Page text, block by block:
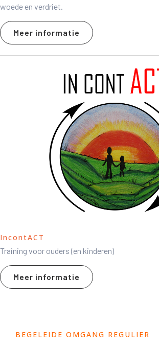
woede en verdriet.
Meer informatie
IncontACT
Training voor ouders (en kinderen)
Meer informatie
BEGELEIDE OMGANG REGULIER